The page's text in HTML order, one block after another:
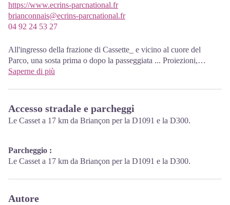
https://www.ecrins-parcnational.fr
brianconnais@ecrins-parcnational.fr
04 92 24 53 27
All'ingresso della frazione di Cassette_ e vicino al cuore del
Parco, una sosta prima o dopo la passeggiata ... Proiezioni,
documentazione, libri Park. Ingresso libero. Tutte le animazioni
Saperne di più
Accesso stradale e parcheggi
Le Casset a 17 km da Briançon per la D1091 e la D300.
Parcheggio :
Le Casset a 17 km da Briançon per la D1091 e la D300.
Autore